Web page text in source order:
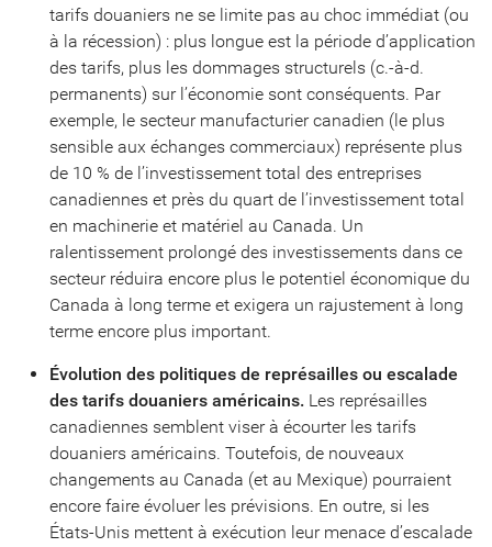
tarifs douaniers ne se limite pas au choc immédiat (ou
à la récession) : plus longue est la période d’application
des tarifs, plus les dommages structurels (c.-à-d.
permanents) sur l’économie sont conséquents. Par
exemple, le secteur manufacturier canadien (le plus
sensible aux échanges commerciaux) représente plus
de 10 % de l’investissement total des entreprises
canadiennes et près du quart de l’investissement total
en machinerie et matériel au Canada. Un
ralentissement prolongé des investissements dans ce
secteur réduira encore plus le potentiel économique du
Canada à long terme et exigera un rajustement à long
terme encore plus important.
Évolution des politiques de représailles ou escalade
des tarifs douaniers américains.Les représailles
canadiennes semblent viser à écourter les tarifs
douaniers américains. Toutefois, de nouveaux
changements au Canada (et au Mexique) pourraient
encore faire évoluer les prévisions. En outre, si les
États-Unis mettent à exécution leur menace d’escalade